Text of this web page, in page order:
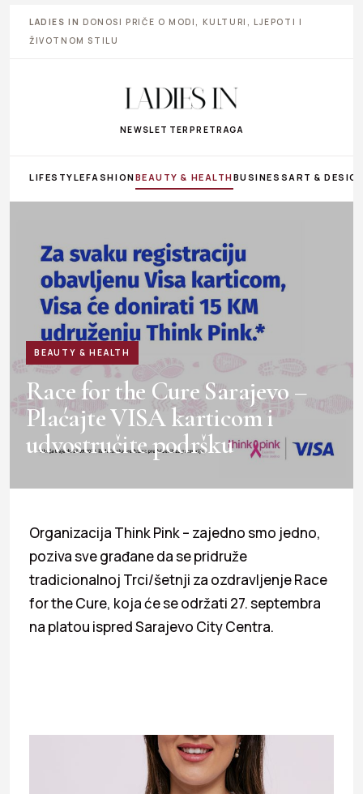
LADIES IN DONOSI PRIČE O MODI, KULTURI, LJEPOTI I
ŽIVOTNOM STILU
NEWSLETTER PRETRAGA
LIFESTYLEFASHIONBEAUTY & HEALTHBUSINESS ART &
BEAUTY & HEALTH
Race for the Cure Sarajevo –
Plaćajte VISA karticom i
udvostručite podršku
Organizacija Think Pink – zajedno smo jedno,
poziva sve građane da se pridruže
tradicionalnoj Trci/šetnji za ozdravljenje Race
for the Cure, koja će se održati 27. septembra
na platou ispred Sarajevo City Centra.